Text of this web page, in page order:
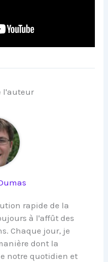
l'auteur
rapide de la
à l'affût des
Chaque jour, je
dont la
notre quotidien et